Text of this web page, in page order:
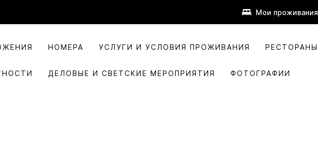
Мои проживания
НОМЕРА УСЛУГИ И УСЛОВИЯ ПРОЖИВАНИЯ РЕСТОРАНЫ
ДЕЛОВЫЕ И СВЕТСКИЕ МЕРОПРИЯТИЯ ФОТОГРАФИИ